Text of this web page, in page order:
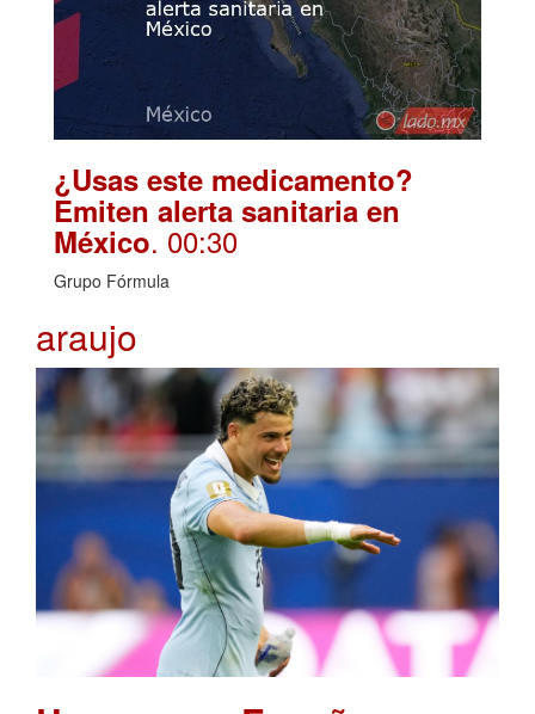
¿Usas este medicamento?
Emiten alerta sanitaria en
México. 00:30
Grupo Fórmula
araujo